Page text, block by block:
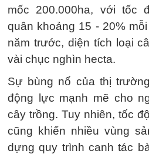
mốc 200.000ha, với tốc
quân khoảng 15 - 20%
năm trước, diện tích loại
vài chục nghìn hecta.
Sự bùng nổ của thị
động lực mạnh mẽ cho
cây trồng. Tuy nhiên, tốc
cũng khiến nhiều vùng
dựng quy trình canh tác